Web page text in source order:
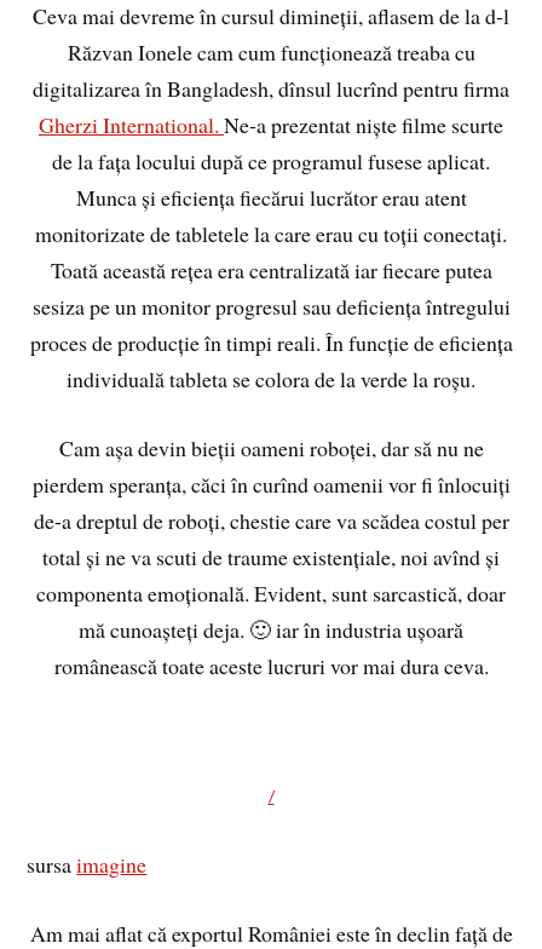
Ceva mai devreme în cursul dimineții, aflasem de la d-l
Răzvan Ionele cam cum funcționează treaba cu
digitalizarea în Bangladesh, dînsul lucrînd pentru firma
Gherzi International. Ne-a prezentat niște filme scurte
de la fața locului după ce programul fusese aplicat.
Munca și eficiența fiecărui lucrător erau atent
monitorizate de tabletele la care erau cu toții conectați.
Toată această rețea era centralizată iar fiecare putea
sesiza pe un monitor progresul sau deficiența întregului
proces de producție în timpi reali. În funcție de eficiența
individuală tableta se colora de la verde la roșu.
Cam așa devin bieții oameni roboței, dar să nu ne
pierdem speranța, căci în curînd oamenii vor fi înlocuiți
de-a dreptul de roboți, chestie care va scădea costul per
total și ne va scuti de traume existențiale, noi avînd și
componenta emoțională. Evident, sunt sarcastică, doar
mă cunoașteți deja. 🙂 iar în industria ușoară
românească toate aceste lucruri vor mai dura ceva.
/
sursaimagine
Am mai aflat că exportul României este în declin față de